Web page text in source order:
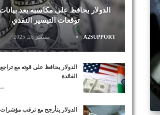
الدولار يحافظ على مكاسبه بعد
توقعات التيسير النقدي
A2SUPPORT سبتمبر 26, 2025
الدولار يحافظ على قوته مع
الفائدة
الدولار يتأرجح مع ترقب مؤشرات